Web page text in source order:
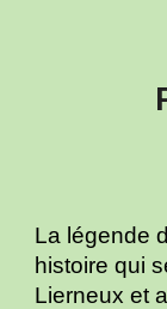
La légende
histoire qui
Lierneux et